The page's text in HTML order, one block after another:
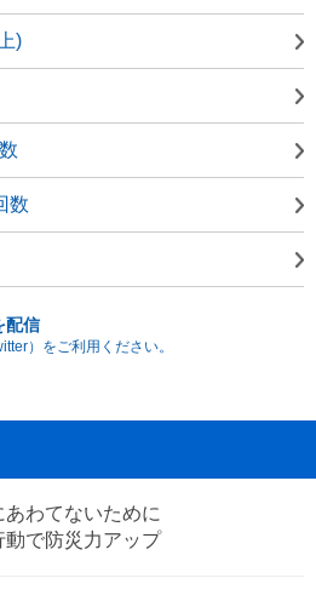
)
数
配信
）をご利用ください。
わてないために
で防災力アップ